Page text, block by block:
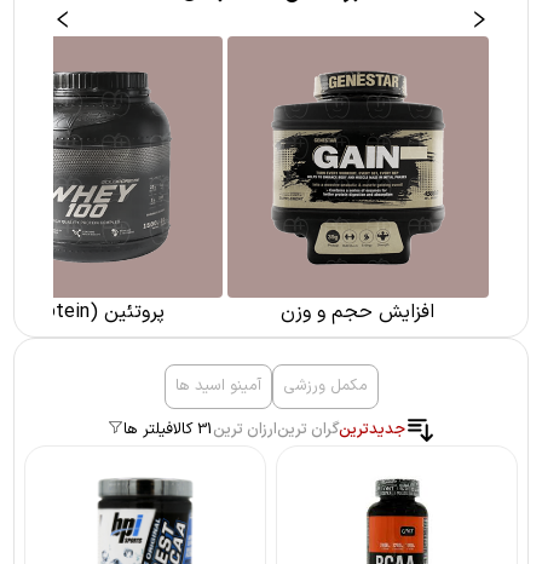
افزایش حجم و وزن پروتئین (Protein)
مکمل ورزشی
آمینو اسید ها
جدیدترینگران ترینارزان ترین31 کالا فیلتر ها